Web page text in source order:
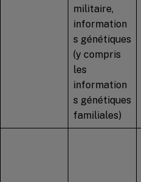
militaire,
information
s génétiques
(y compris
les
information
s génétiques
familiales)